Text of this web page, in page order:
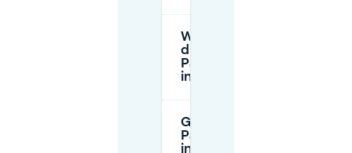
Wie hoch sind
die
Parkgebühren
in Tilburg?
Gibt es
Parkbeschränkungen
in Tilburg?